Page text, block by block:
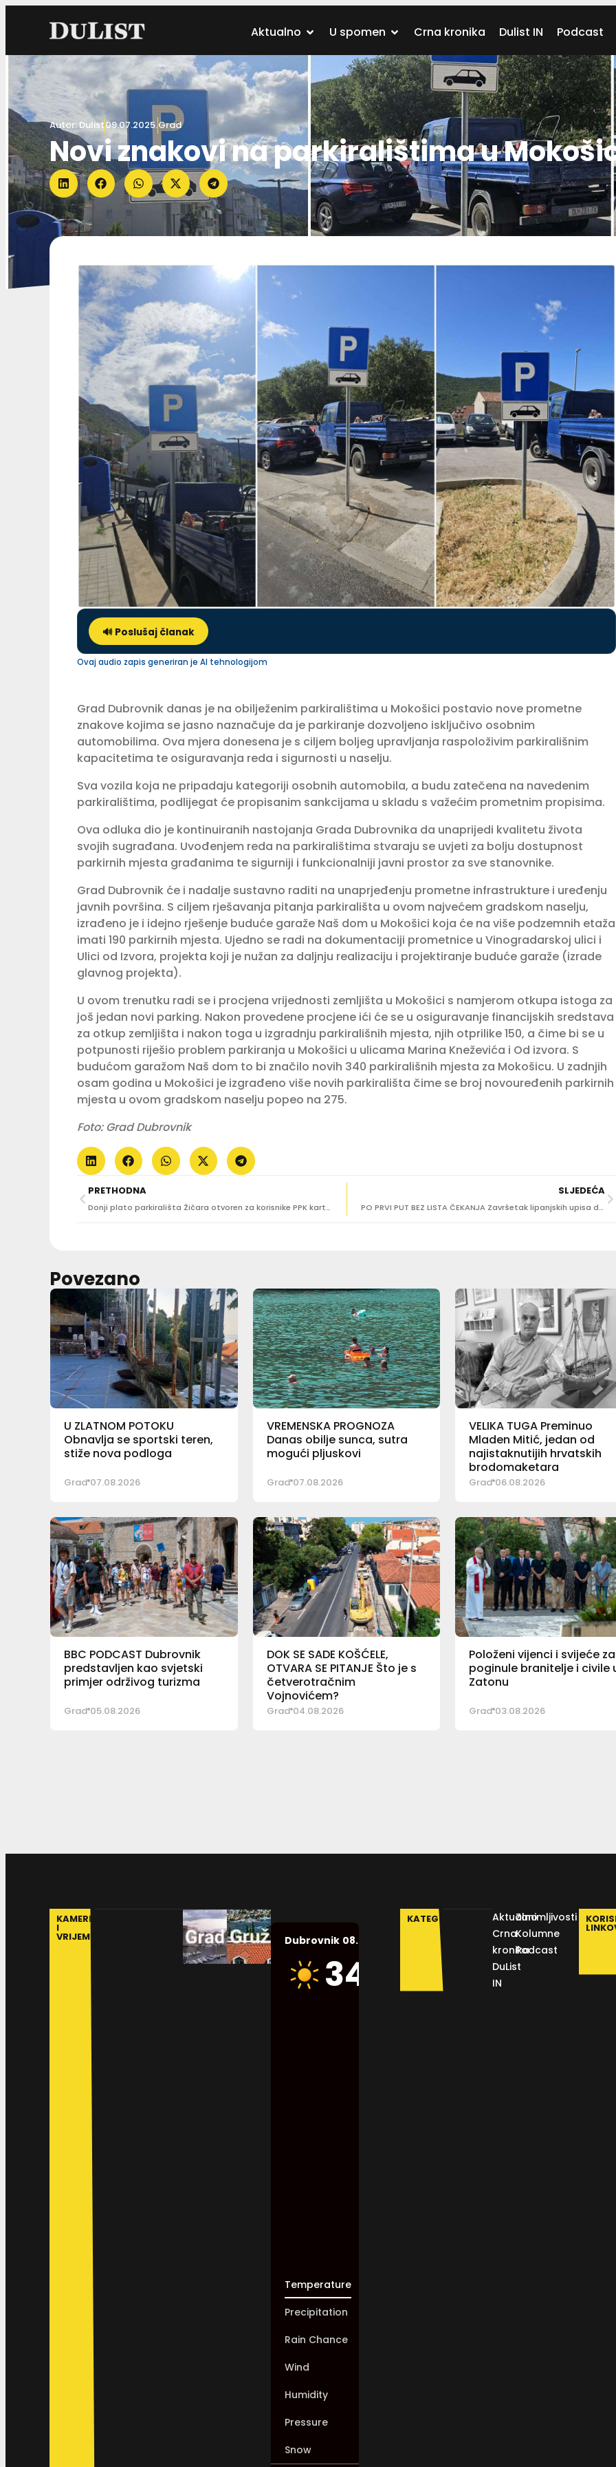
Aktualno U spomen Crna kronika Dulist IN Podcast
Autor:Dulist09.07.2025.Grad
Novi znakovi na parkiralištima u
🔊 Poslušaj članak
Ovaj audio zapis generiran je AI tehnologijom
Grad Dubrovnik danas je na obilježenim parkiralištima u Mokošici postavio nove prometne
znakove kojima se jasno naznačuje da je parkiranje dozvoljeno isključivo osobnim
automobilima. Ova mjera donesena je s ciljem boljeg upravljanja raspoloživim parkirališnim
kapacitetima te osiguravanja reda i sigurnosti u naselju.
Sva vozila koja ne pripadaju kategoriji osobnih automobila, a budu zatečena na navedenim
parkiralištima, podlijegat će propisanim sankcijama u skladu s važećim prometnim propisima.
Ova odluka dio je kontinuiranih nastojanja Grada Dubrovnika da unaprijedi kvalitetu života
svojih sugrađana. Uvođenjem reda na parkiralištima stvaraju se uvjeti za bolju dostupnost
parkirnih mjesta građanima te sigurniji i funkcionalniji javni prostor za sve stanovnike.
Grad Dubrovnik će i nadalje sustavno raditi na unaprjeđenju prometne infrastrukture i uređenju
javnih površina. S ciljem rješavanja pitanja parkirališta u ovom najvećem gradskom naselju,
izrađeno je i idejno rješenje buduće garaže Naš dom u Mokošici koja će na više podzemnih etaža
imati 190 parkirnih mjesta. Ujedno se radi na dokumentaciji prometnice u Vinogradarskoj ulici i
Ulici od Izvora, projekta koji je nužan za daljnju realizaciju i projektiranje buduće garaže (izrade
glavnog projekta).
U ovom trenutku radi se i procjena vrijednosti zemljišta u Mokošici s namjerom otkupa istoga za
još jedan novi parking. Nakon provedene procjene ići će se u osiguravanje financijskih sredstava
za otkup zemljišta i nakon toga u izgradnju parkirališnih mjesta, njih otprilike 150, a čime bi se u
potpunosti riješio problem parkiranja u Mokošici u ulicama Marina Kneževića i Od izvora. S
budućom garažom Naš dom to bi značilo novih 340 parkirališnih mjesta za Mokošicu. U zadnjih
osam godina u Mokošici je izgrađeno više novih parkirališta čime se broj novouređenih parkirnih
mjesta u ovom gradskom naselju popeo na 275.
Foto: Grad Dubrovnik
PRETHODNA
Donji plato parkirališta Žičara otvoren za korisnike PPK kartica tijekom privremene zabrane parkiranja
SLJEDEĆA
PO PRVI PUT BEZ LISTA ČEKANJA Završetak lipanjskih upisa dočekan sa slobodnim mjestima u vrtićima
Povezano
U ZLATNOM POTOKU
Obnavlja se sportski teren,
stiže nova podloga
Grad 07.08.2026
VREMENSKA PROGNOZA
Danas obilje sunca, sutra
mogući pljuskovi
Grad 07.08.2026
VELIKA TUGA Preminuo
Mladen Mitić, jedan od
najistaknutijih hrvatskih
brodomaketara
Grad 06.08.2026
BBC PODCAST Dubrovnik
predstavljen kao svjetski
primjer održivog turizma
Grad 05.08.2026
DOK SE SADE KOŠĆELE,
OTVARA SE PITANJE Što je s
četverotračnim
Vojnovićem?
Grad 04.08.2026
Položeni vijenci i svijeće za
poginule branitelje i civile
Zatonu
Grad 03.08.2026
KAMERE
I
VRIJEME Dubrovnik 08.08.2026.
34
Humidity:
Temperature
Precipitation
Rain Chance
Wind
Humidity
Pressure
Snow
KATEGORIJE
Aktualno
Crna
kronika
DuList
IN
Zanimljivosti
Kolumne
Podcast